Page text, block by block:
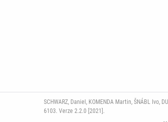
SCHWARZ, Daniel, KOMENDA Martin, ŠNÁBL
6103. Verze 2.2.0 [2021].